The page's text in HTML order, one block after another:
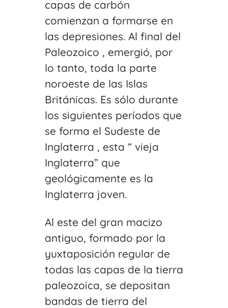
capas de carbón
comienzan a formarse en
las depresiones. Al final del
Paleozoico , emergió, por
lo tanto, toda la parte
noroeste de las Islas
Británicas. Es sólo durante
los siguientes períodos que
se forma el Sudeste de
Inglaterra , esta “ vieja
Inglaterra” que
geológicamente es la
Inglaterra joven.
Al este del gran macizo
antiguo, formado por la
yuxtaposición regular de
todas las capas de la tierra
paleozoica, se depositan
bandas de tierra del